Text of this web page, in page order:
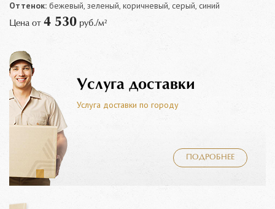
Оттенок: бежевый, зеленый, коричневый, серый, синий
Цена от 4 530 руб./м²
Услуга доставки
Услуга доставки по городу
ПОДРОБНЕЕ